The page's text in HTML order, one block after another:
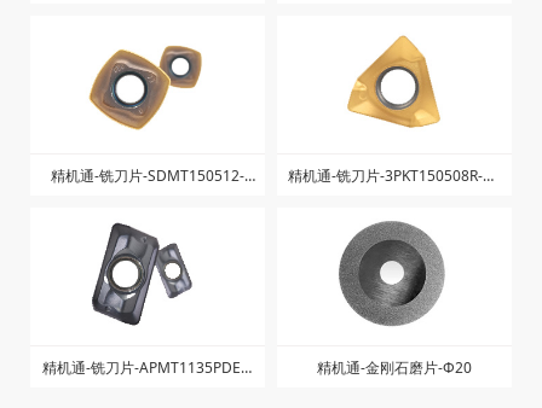
精机通-铣刀片-SDMT150512-
ZJW-ZK1225
精机通-铣刀片-3PKT150508R-M-
ZK1040
精机通-铣刀片-APMT1135PDER- 精机通-金刚石磨片-Φ20